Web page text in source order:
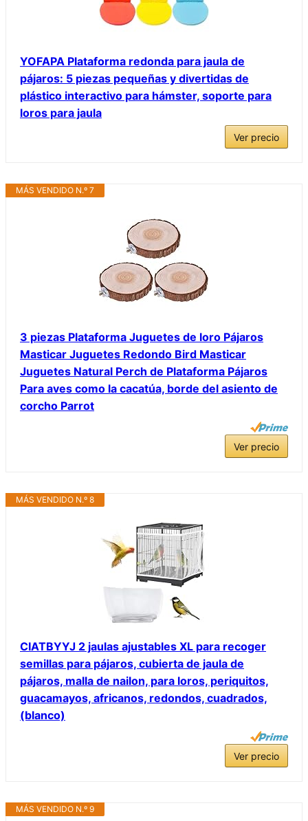
YOFAPA Plataforma redonda para jaula de
pájaros: 5 piezas pequeñas y divertidas de
plástico interactivo para hámster, soporte para
loros para jaula
Ver precio
MÁS VENDIDO N.º 7
3 piezas Plataforma Juguetes de loro Pájaros
Masticar Juguetes Redondo Bird Masticar
Juguetes Natural Perch de Plataforma Pájaros
Para aves como la cacatúa, borde del asiento de
corcho Parrot
Ver precio
MÁS VENDIDO N.º 8
CIATBYYJ 2 jaulas ajustables XL para recoger
semillas para pájaros, cubierta de jaula de
pájaros, malla de nailon, para loros, periquitos,
guacamayos, africanos, redondos, cuadrados,
(blanco)
Ver precio
MÁS VENDIDO N.º 9